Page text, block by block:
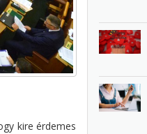
kire érdemes